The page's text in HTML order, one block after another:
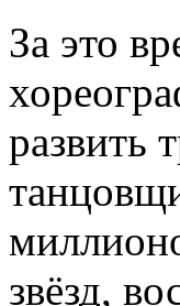
За это
развить
звёзд,